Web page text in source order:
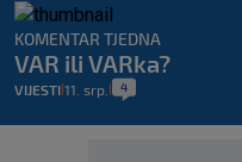
KOMENTAR TJEDNA
VAR ili VARka?
VIJESTI 11. srp. 4